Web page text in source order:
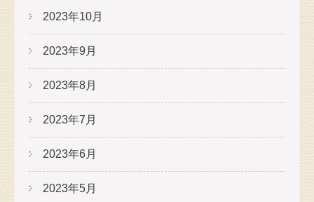
2023年10月
2023年9月
2023年8月
2023年7月
2023年6月
2023年5月